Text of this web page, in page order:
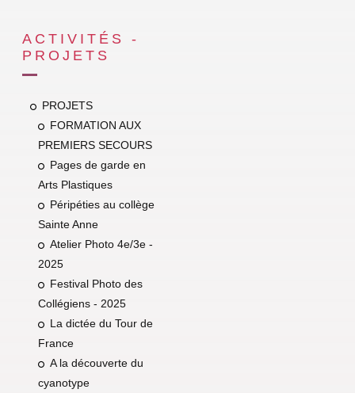
ACTIVITÉS -
PROJETS
PROJETS
FORMATION AUX
PREMIERS SECOURS
Pages de garde en
Arts Plastiques
Péripéties au collège
Sainte Anne
Atelier Photo 4e/3e -
2025
Festival Photo des
Collégiens - 2025
La dictée du Tour de
France
A la découverte du
cyanotype